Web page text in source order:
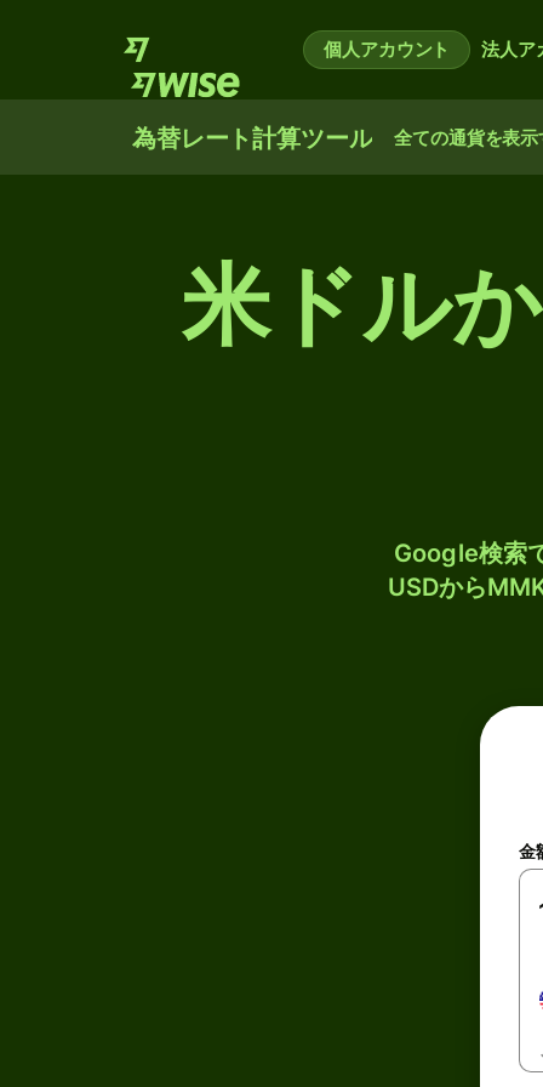
個人アカウント 法人ア
為替レート計算ツール 全ての通貨を表示
米ドル
Google検索
USDから
金